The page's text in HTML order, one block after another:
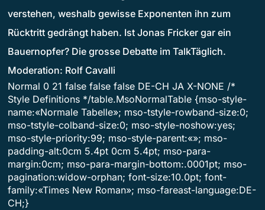
verstehen, weshalb gewisse Exponenten ihn zum
Rücktritt gedrängt haben. Ist Jonas Fricker gar ein
Bauernopfer? Die grosse Debatte im TalkTäglich.
Moderation: Rolf Cavalli
Normal 0 21 false false false DE-CH JA X-NONE /*
Style Definitions */table.MsoNormalTable {mso-style-
name:«Normale Tabelle»; mso-tstyle-rowband-size:0;
mso-tstyle-colband-size:0; mso-style-noshow:yes;
mso-style-priority:99; mso-style-parent:«»; mso-
padding-alt:0cm 5.4pt 0cm 5.4pt; mso-para-
margin:0cm; mso-para-margin-bottom:.0001pt; mso-
pagination:widow-orphan; font-size:10.0pt; font-
family:«Times New Roman»; mso-fareast-language:DE-
CH;}